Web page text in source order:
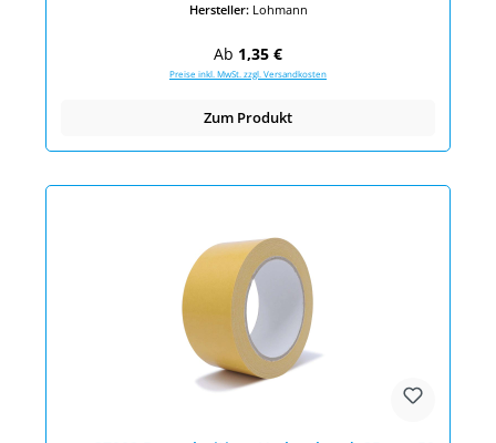
Hersteller: Lohmann
Regulärer Preis:
Ab 1,35 €
Preise inkl. MwSt. zzgl. Versandkosten
Zum Produkt